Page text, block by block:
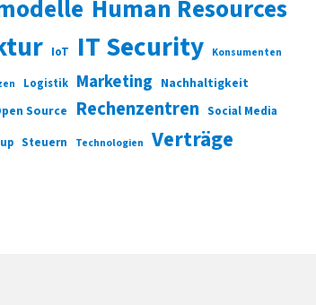
Human Resources
IoT IT Security Konsumenten
Logistik Marketing Nachhaltigkeit
Source Rechenzentren Social Media
Steuern Technologien Verträge